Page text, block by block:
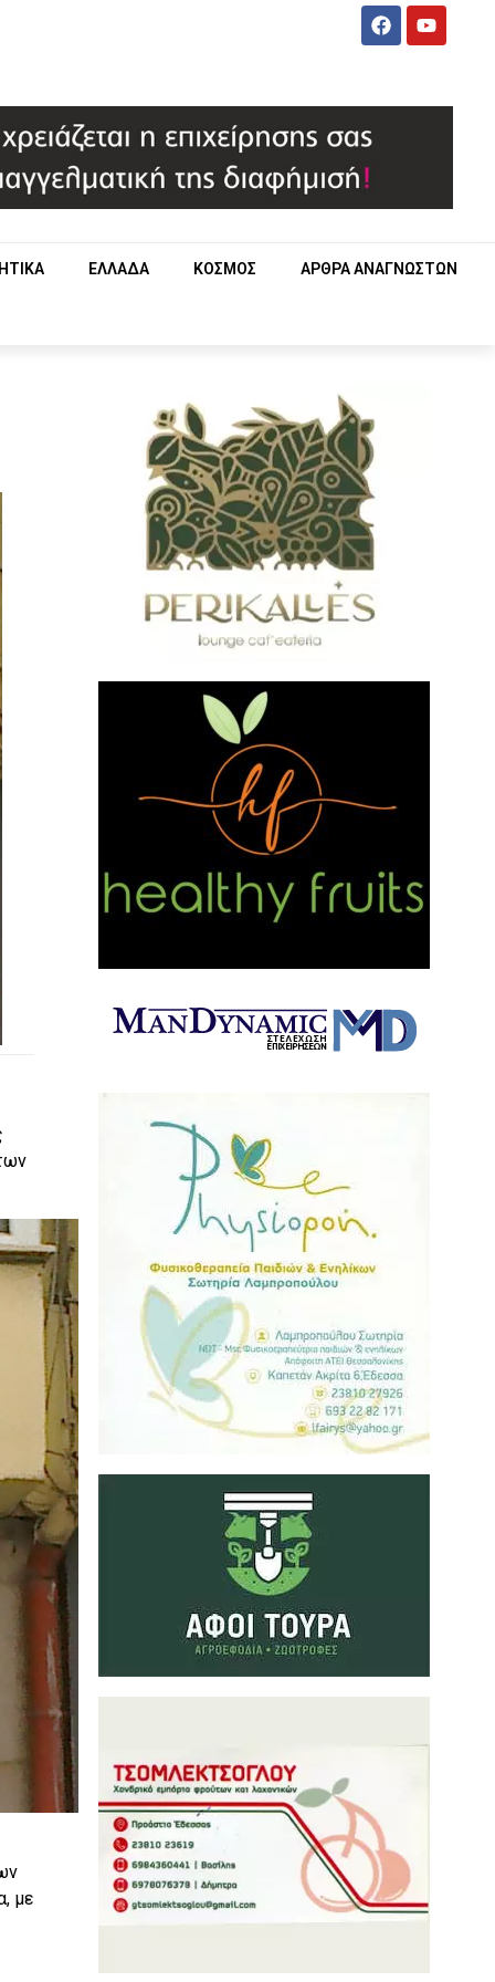
ΕΛΛΑΔΑ ΚΟΣΜΟΣ ΑΡΘΡΑ ΑΝΑΓΝΩΣΤΩΝ
με